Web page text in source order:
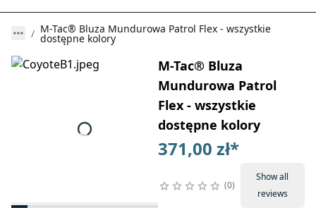
M-Tac® Bluza Mundurowa Patrol Flex - wszystkie
dostępne kolory
M-Tac® Bluza
Mundurowa Patrol
Flex - wszystkie
dostępne kolory
371,00 zł*
0
Show all
reviews